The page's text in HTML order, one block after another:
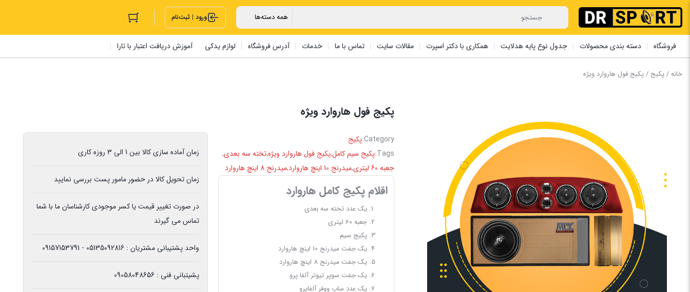
ورود | ثبت‌نام
فروشگاه دسته بندی محصولات جدول نوع پایه هدلایت همکاری با دکتر اسپرت مقالات سایت تماس با ما خدمات آدرس فروشگاه لوازم یدکی آموزش دریافت اعتبار با تارا
خانه/پکیج / پکیج فول هاروارد ویژه
پکیج فول هاروارد ویژه
Category:پکیج
Tags: پکیج سیم کامل,پکیج فول هاروارد ویژه,تخته سه بعدی,
جعبه 60 لیتری
,میدرنج 10 اینچ هاروارد ,میدرنج 8 اینچ هاروارد
اقلام پکیج کامل هاروارد
یک عدد تخته سه بعدی
جعبه 60 لیتری
پکیج سیم
یک جفت میدرنج 10 اینچ هاروارد
یک جفت میدرنج 8 اینچ هاروارد
یک جفت سوپر تیوتر آلفا پرو
یک عدد ساب ووفر آلفاپرو
زمان آماده سازی کالا بین 1 الی 3 روزه کاری
زمان تحویل کالا در حضور مامور پست بررسی نمایید
در صورت تغییر قیمت یا کسر موجودی کارشناسان ما با شما
تماس می گیرند
واحد پشتیبانی مشتریان : 05135092816 - 09157153791
پشیتبانی فنی : 09058048656